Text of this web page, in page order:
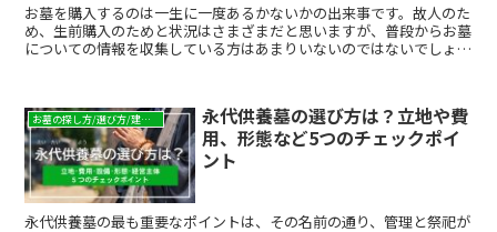
お墓を購入するのは一生に一度あるかないかの出来事です。故人のた
め、生前購入のためと状況はさまざまだと思いますが、普段からお墓
についての情報を収集している方はあまりいないのではないでしょう
お墓の探し方/選び方/建て方
永代供養墓の選び方は？立地や費
用、形態など5つのチェックポイ
ント
永代供養墓の最も重要なポイントは、その名前の通り、管理と祭祀が